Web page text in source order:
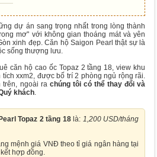
dự án sang trọng nhất trong lòng thành
mơ" với không gian thoáng mát và yên
xinh đẹp. Căn hộ Saigon Pearl thật sự là
sống thượng lưu.
căn hộ cao ốc Topaz 2 tầng 18, view khu
xxm2, được bố trí 2 phòng ngủ rộng rãi.
trên, ngoài ra chúng tôi có thể thay đổi và
khách.
Topaz 2 tầng 18là: 1,200 USD/tháng
mệnh giá VNĐ theo tỉ giá ngân hàng tại
hợp đồng.